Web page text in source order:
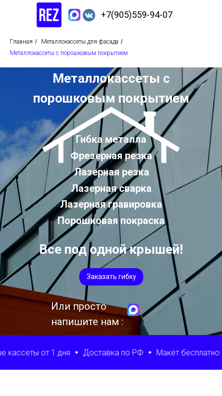
+7(905)559-94-07
Главная / Металлокассеты для фасада /
Металлокассеты с порошковым покрытием
Металлокассеты с
порошковым покрытием
Заказать гибку
Все под одной крышей!
Или просто
напишите нам :
Гибка металла
Фрезерная резка
Порошковая покраска
Лазерная гравировка
Лазерная сварка
Лазерная резка
1 дня Доставка по РФ Макет бесплатно